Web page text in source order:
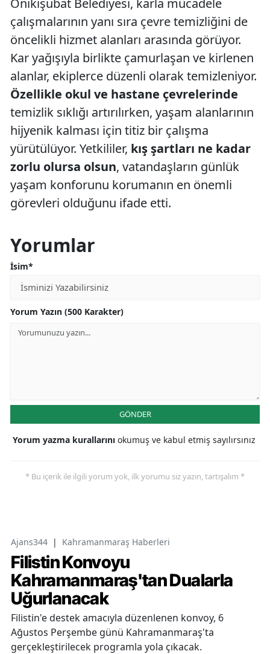
Onikişubat Belediyesi, karla mücadele
çalışmalarının yanı sıra çevre temizliğini de
öncelikli hizmet alanları arasında görüyor.
Kar yağışıyla birlikte çamurlaşan ve kirlenen
alanlar, ekiplerce düzenli olarak temizleniyor.
Özellikle okul ve hastane çevrelerinde
temizlik sıklığı artırılırken, yaşam alanlarının
hijyenik kalması için titiz bir çalışma
yürütülüyor. Yetkililer, kış şartları ne kadar
zorlu olursa olsun, vatandaşların günlük
yaşam konforunu korumanın en önemli
görevleri olduğunu ifade etti.
Yorumlar
İsim*
Yorum Yazın (500 Karakter)
GÖNDER
Yorum yazma kurallarını okumuş ve kabul etmiş sayılırsınız
* Bu içerik ile ilgili yorum yok, ilk yorumu siz yazın, tartışalım *
Ajans344 | Kahramanmaraş Haberleri
Filistin Konvoyu
Kahramanmaraş'tan Dualarla
Uğurlanacak
Filistin'e destek amacıyla düzenlenen konvoy, 6
Ağustos Perşembe günü Kahramanmaraş'ta
gerçekleştirilecek programla yola çıkacak.